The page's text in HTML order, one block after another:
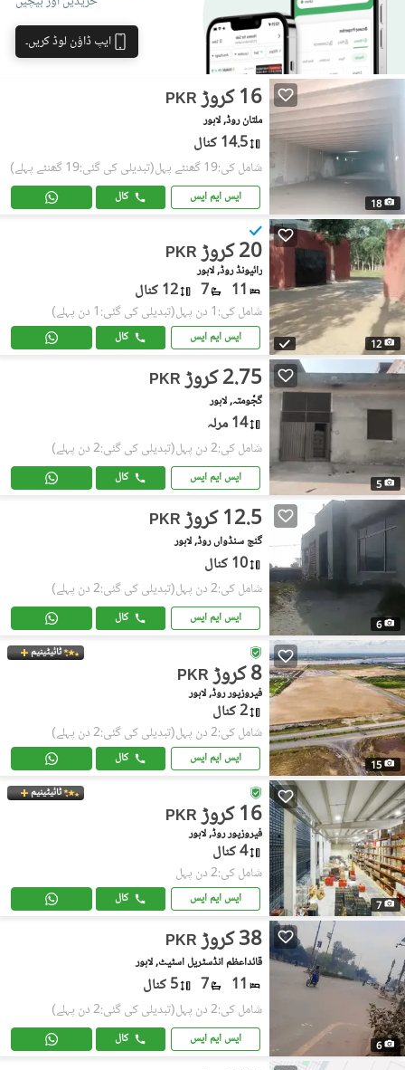
ایپ ڈاؤن لوڈ کریں۔
18
PKR 16 کروڑ
ملتان روڈ, لاہور
14.5 کنال
شامل کی:19 گھنٹے پہل (تبدیلی کی گئی:19 گھنٹے پہلے)
ایس ایم ایس کال
12
PKR 20 کروڑ
رائیونڈ روڈ, لاہور
11
7 12 کنال
شامل کی:1 دن پہل (تبدیلی کی گئی:1 دن پہلے)
ایس ایم ایس کال
5
PKR 2.75 کروڑ
گجّومتہ, لاہور
14 مرلہ
شامل کی:2 دن پہل (تبدیلی کی گئی:2 دن پہلے)
ایس ایم ایس کال
6
PKR 12.5 کروڑ
گنج سنڈواں روڈ, لاہور
10 کنال
شامل کی:2 دن پہل (تبدیلی کی گئی:2 دن پہلے)
ایس ایم ایس کال
15
ٹائیٹینیم
PKR 8 کروڑ
فیروزپور روڈ, لاہور
2 کنال
شامل کی:2 دن پہل (تبدیلی کی گئی:2 دن پہلے)
ایس ایم ایس کال
7
ٹائیٹینیم
PKR 16 کروڑ
فیروزپور روڈ, لاہور
4 کنال
شامل کی:2 دن پہل
ایس ایم ایس کال
6
PKR 38 کروڑ
قائداعظم انڈسٹریل اسٹیٹ, لاہور
11
7 5 کنال
شامل کی:2 دن پہل (تبدیلی کی گئی:2 دن پہلے)
ایس ایم ایس کال